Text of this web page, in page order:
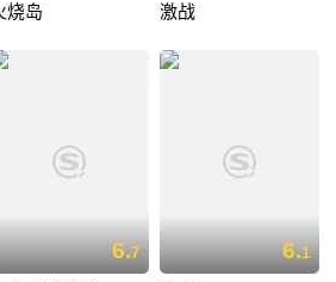
烧岛 激战
6.7 6.1